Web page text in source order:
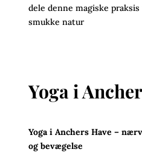
dele denne magiske praksis
smukke natur
Yoga i
Yoga i Anchers Have –
og bevægelse